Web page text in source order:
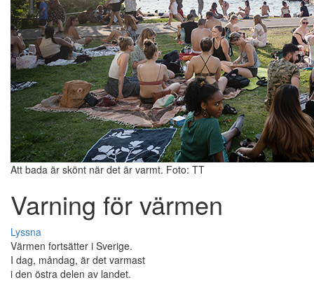
Att bada är skönt när det är varmt. Foto: TT
Varning för värmen
Lyssna
Värmen fortsätter i Sverige.
I dag, måndag, är det varmast
i den östra delen av landet.